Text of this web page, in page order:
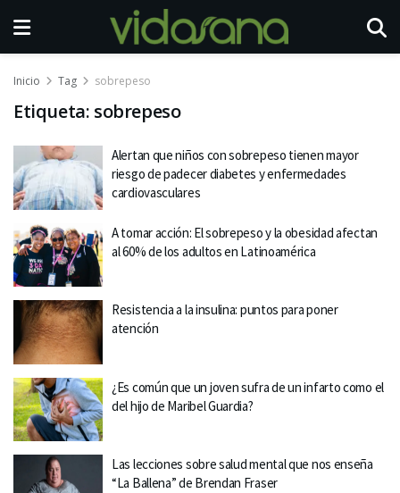
Inicio Tag sobrepeso
Etiqueta: sobrepeso
Alertan que niños con sobrepeso tienen mayor
riesgo de padecer diabetes y enfermedades
cardiovasculares
A tomar acción: El sobrepeso y la obesidad afectan
al 60% de los adultos en Latinoamérica
Resistencia a la insulina: puntos para poner
atención
¿Es común que un joven sufra de un infarto como el
del hijo de Maribel Guardia?
Las lecciones sobre salud mental que nos enseña
“La Ballena” de Brendan Fraser